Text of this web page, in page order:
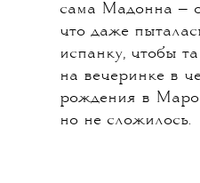
сама Мадонна —
что даже
испанку, чтобы
на вечеринке в
рождения в
но не сложилось.